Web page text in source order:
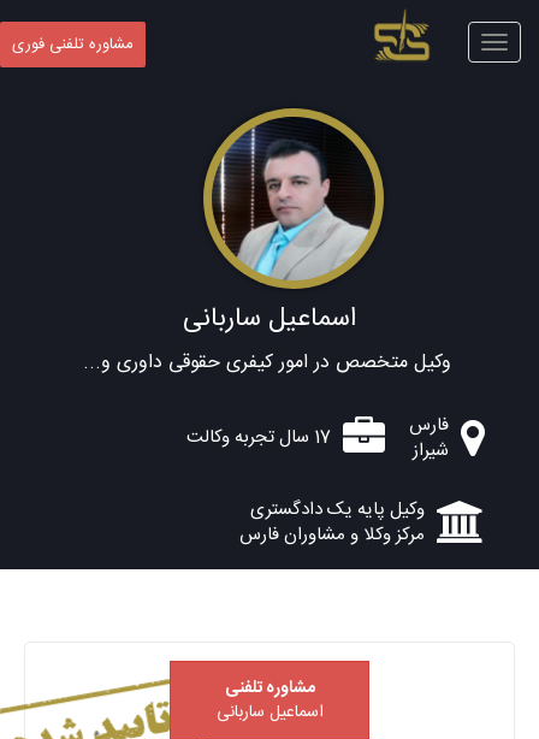
Toggle
navigation
مشاوره تلفنی فوری
اسماعیل ساربانی
وکیل متخصص در امور کیفری حقوقی داوری و...
فارس
شیراز
17 سال تجربه وکالت
وکیل پایه یک دادگستری
مرکز وکلا و مشاوران فارس
مشاوره تلفنی
اسماعیل ساربانی